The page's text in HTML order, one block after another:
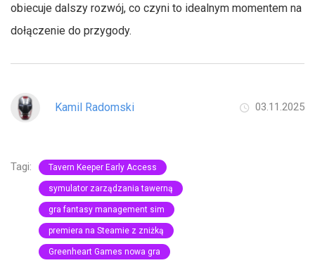
obiecuje dalszy rozwój, co czyni to idealnym momentem na
dołączenie do przygody.
Kamil Radomski 03.11.2025
Tagi: Tavern Keeper Early Access
symulator zarządzania tawerną
gra fantasy management sim
premiera na Steamie z zniżką
Greenheart Games nowa gra